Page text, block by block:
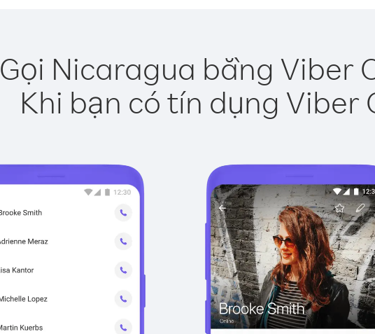
Gọi Nicaragua bằng Viber
Khi bạn có tín dụng Viber